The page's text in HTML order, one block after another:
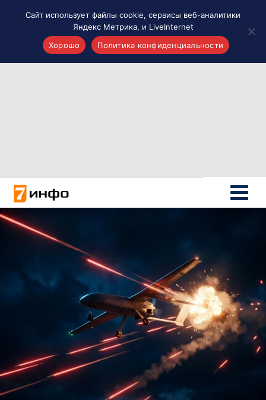
Новости России
Политика
Новости мира
Все материалы 7инфо
О НАС
ПОИСК ПО САЙТУ
Сайт использует файлы cookie, сервисы веб-аналитики
Яндекс Метрика, и LiveInternet
Хорошо
Политика конфиденциальности